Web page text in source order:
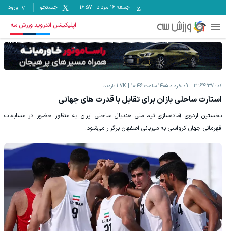
جمعه ۱۶ مرداد -
16:57 جستجو ورود
اپلیکیشن اندروید ورزش سه
کد: 2364237 09 خرداد 1405 ساعت 10:46 1.7K بازدید
استارت ساحلی بازان برای تقابل با قدرت های جهانی
نخستین اردوی آماده‌سازی تیم ملی هندبال ساحلی ایران به‌ منظور حضور در مسابقات
قهرمانی جهان کرواسی به میزبانی اصفهان برگزار می‌شود.